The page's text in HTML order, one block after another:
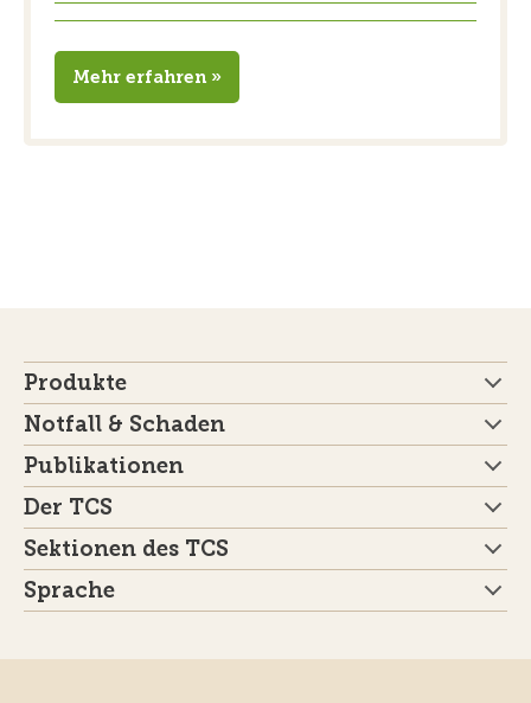
Mehr erfahren »
Produkte
Notfall & Schaden
Publikationen
Der TCS
Sektionen des TCS
Sprache